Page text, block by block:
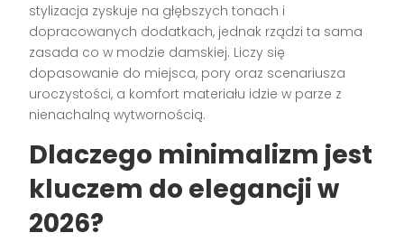
stylizacja zyskuje na głębszych tonach i
dopracowanych dodatkach, jednak rządzi ta sama
zasada co w modzie damskiej. Liczy się
dopasowanie do miejsca, pory oraz scenariusza
uroczystości, a komfort materiału idzie w parze z
nienachalną wytwornością.
Dlaczego minimalizm jest
kluczem do elegancji w
2026?